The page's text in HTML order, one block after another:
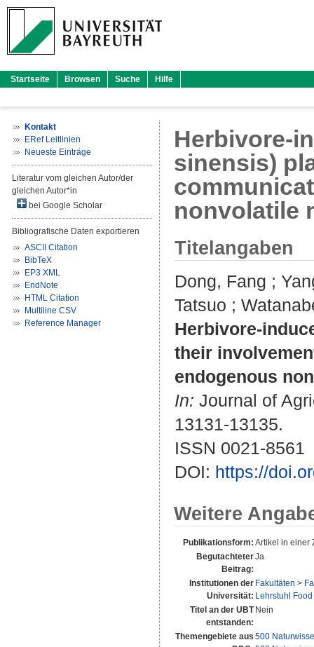
Startseite Browsen Suche Hilfe
Kontakt
ERef Leitlinien
Neueste Einträge
Literatur vom gleichen Autor/der
gleichen Autor*in
bei Google Scholar
Bibliografische Daten exportieren
ASCII Citation
BibTeX
EP3 XML
EndNote
HTML Citation
Multiline CSV
Reference Manager
Herbivore-
sinensis)
nonvolatile
Titelangaben
Dong, Fang ;
Tatsuo ;
Herbivore-
their
endogenous
In: Journal of
13131-13135.
ISSN 0021-8561
DOI: https://
Weitere
Publikationsform: Artikel in einer
Begutachteter
Beitrag:
Ja
Institutionen der
Universität:
Fakultäten >
Lehrstuhl
Titel an der UBT
entstanden:
Nein
Themengebiete aus 500